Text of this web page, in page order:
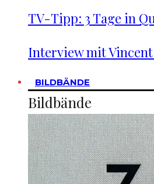
TV-Tipp: 3 Tage in
Interview mit
BILDBÄNDE
Bildbände